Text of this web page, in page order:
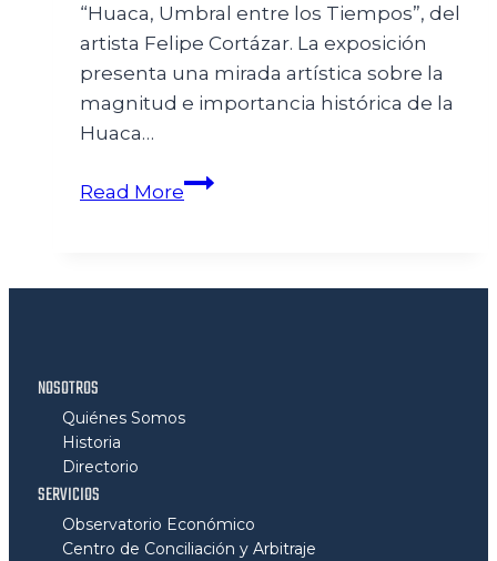
“Huaca, Umbral entre los Tiempos”, del
artista Felipe Cortázar. La exposición
presenta una mirada artística sobre la
magnitud e importancia histórica de la
Huaca…
Read More
NOSOTROS
Quiénes Somos
Historia
Directorio
SERVICIOS
Observatorio Económico
Centro de Conciliación y Arbitraje